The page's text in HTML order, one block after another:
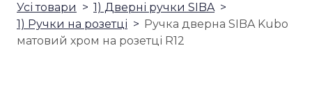
Усі товари
1) Дверні ручки SIBA
1) Ручки на розетці
Ручка дверна SIBA Kubo
матовий хром на розетці R12